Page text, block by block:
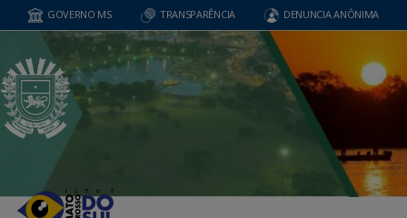
GOVERNO MS TRANSPARÊNCIA DENUNCIA ANÔNIMA